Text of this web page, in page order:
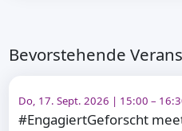
Bevorstehende
Do, 17. Sept. 2026 | 15:00 –